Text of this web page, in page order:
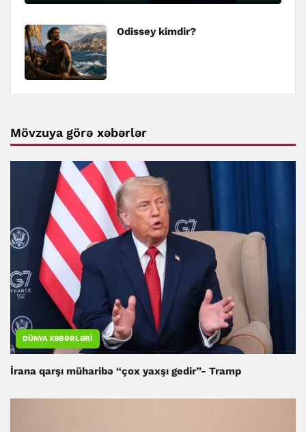
Odissey kimdir?
Mövzuya görə xəbərlər
DÜNYA XƏBƏRLƏRI
İrana qarşı müharibə “çox yaxşı gedir”- Tramp